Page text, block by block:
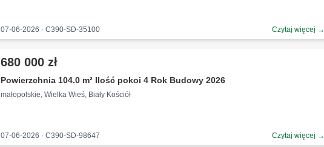
07-06-2026 · C390-SD-35100 Czytaj więcej →
680 000 zł
Powierzchnia 104.0 m² Ilość pokoi 4 Rok Budowy 2026
małopolskie, Wielka Wieś, Biały Kościół
07-06-2026 · C390-SD-98647 Czytaj więcej →